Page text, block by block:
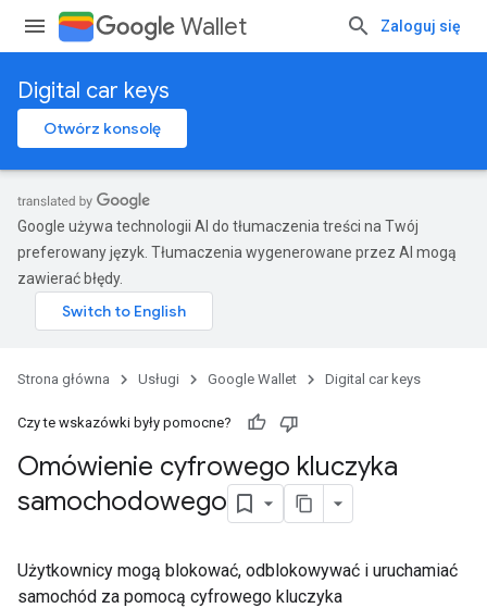
Wallet Zaloguj się
Digital car keys
Otwórz konsolę
Google używa technologii AI do tłumaczenia treści na Twój
preferowany język. Tłumaczenia wygenerowane przez AI mogą
zawierać błędy.
Strona główna Usługi Google Wallet Digital car keys
Czy te wskazówki były pomocne?
Omówienie cyfrowego kluczyka
samochodowego
Użytkownicy mogą blokować, odblokowywać i uruchamiać
samochód za pomocą cyfrowego kluczyka